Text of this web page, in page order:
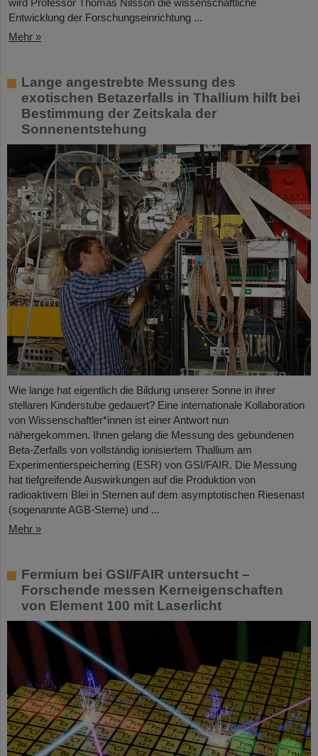
wird Professor Thomas Nilsson die wissenschaftliche
Entwicklung der Forschungseinrichtung ...
Mehr »
Lange angestrebte Messung des
exotischen Betazerfalls in Thallium hilft bei
Bestimmung der Zeitskala der
Sonnenentstehung
Wie lange hat eigentlich die Bildung unserer Sonne in ihrer
stellaren Kinderstube gedauert? Eine internationale Kollaboration
von Wissenschaftler*innen ist einer Antwort nun
nähergekommen. Ihnen gelang die Messung des gebundenen
Beta-Zerfalls von vollständig ionisiertem Thallium am
Experimentierspeicherring (ESR) von GSI/FAIR. Die Messung
hat tiefgreifende Auswirkungen auf die Produktion von
radioaktivem Blei in Sternen auf dem asymptotischen Riesenast
(sogenannte AGB-Sterne) und ...
Mehr »
Fermium bei GSI/FAIR untersucht –
Forschende messen Kerneigenschaften
von Element 100 mit Laserlicht